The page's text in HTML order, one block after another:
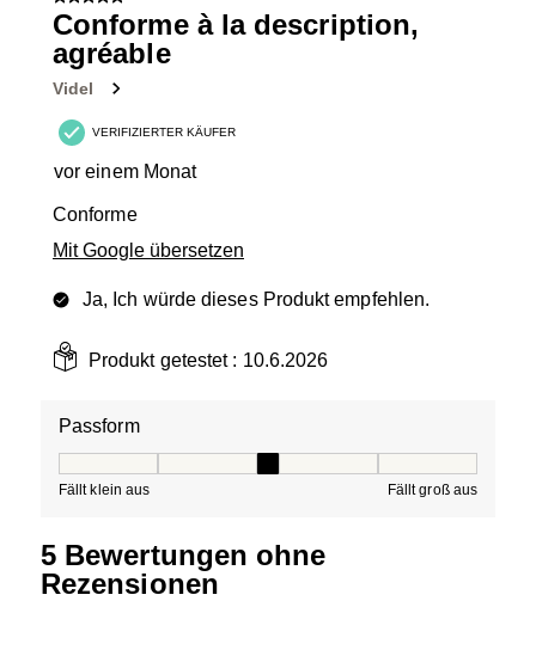
Conforme à la description,
agréable
Videl
VERIFIZIERTER KÄUFER
vor einem Monat
Conforme
Mit Google übersetzen
Ja, Ich würde dieses Produkt empfehlen.
Produkt getestet : 10.6.2026
Passform
Fällt klein aus Fällt groß aus
5 Bewertungen ohne
Rezensionen